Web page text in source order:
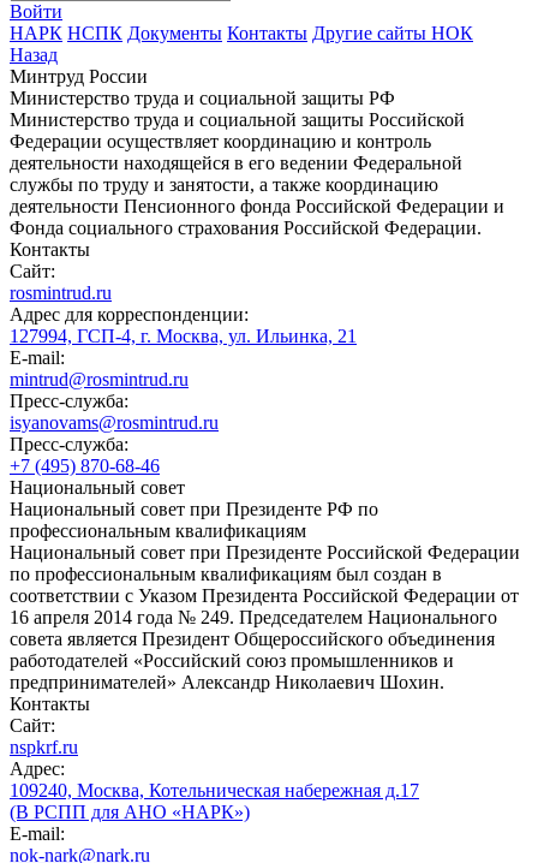
Войти
НАРК НСПК Документы Контакты Другие сайты НОК
Назад
Минтруд России
Министерство труда и социальной защиты РФ
Министерство труда и социальной защиты Российской
Федерации осуществляет координацию и контроль
деятельности находящейся в его ведении Федеральной
службы по труду и занятости, а также координацию
деятельности Пенсионного фонда Российской Федерации и
Фонда социального страхования Российской Федерации.
Контакты
Сайт:
rosmintrud.ru
Адрес для корреспонденции:
127994, ГСП-4, г. Москва, ул. Ильинка, 21
E-mail:
mintrud@rosmintrud.ru
Пресс-служба:
isyanovams@rosmintrud.ru
Пресс-служба:
+7 (495) 870-68-46
Национальный совет
Национальный совет при Президенте РФ по
профессиональным квалификациям
Национальный совет при Президенте Российской Федерации
по профессиональным квалификациям был создан в
соответствии с Указом Президента Российской Федерации от
16 апреля 2014 года № 249. Председателем Национального
совета является Президент Общероссийского объединения
работодателей «Российский союз промышленников и
предпринимателей» Александр Николаевич Шохин.
Контакты
Сайт:
nspkrf.ru
Адрес:
109240, Москва, Котельническая набережная д.17
(В РСПП для АНО «НАРК»)
E-mail:
nok-nark@nark.ru